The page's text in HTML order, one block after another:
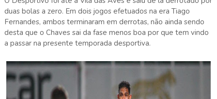
duas bolas a zero. Em dois jogos efetuados na era Tiago
Fernandes, ambos terminaram em derrotas, não ainda sendo
desta que o Chaves sai da fase menos boa por que tem vindo
a passar na presente temporada desportiva.